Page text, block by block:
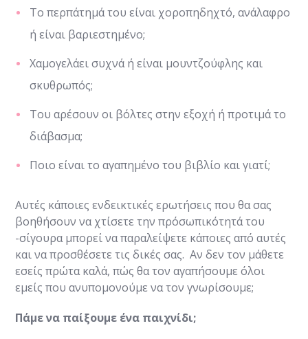
Το περπάτημά του είναι χοροπηδηχτό, ανάλαφρο
ή είναι βαριεστημένο;
Χαμογελάει συχνά ή είναι μουντζούφλης και
σκυθρωπός;
Του αρέσουν οι βόλτες στην εξοχή ή προτιμά το
διάβασμα;
Ποιο είναι το αγαπημένο του βιβλίο και γιατί;
Αυτές κάποιες ενδεικτικές ερωτήσεις που θα σας
βοηθήσουν να χτίσετε την πρόσωπικότητά του
-σίγουρα μπορεί να παραλείψετε κάποιες από αυτές
και να προσθέσετε τις δικές σας. Αν δεν τον μάθετε
εσείς πρώτα καλά, πώς θα τον αγαπήσουμε όλοι
εμείς που ανυπομονούμε να τον γνωρίσουμε;
Πάμε να παίξουμε ένα παιχνίδι;